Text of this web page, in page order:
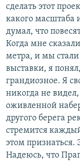
сделать этот
какого масштаба
думал, что
Когда мне
метра, и мы стали
выставки, я
грандиозное. Я
никогда не
оживленной
другого берега
стремится
этом признаться.
Надеюсь, что